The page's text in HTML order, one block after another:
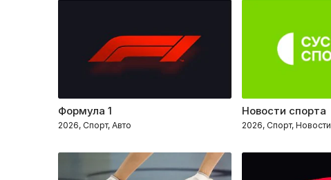
Формула 1
2026, Спорт, Авто
Новости спорта
2026, Спорт, Новости